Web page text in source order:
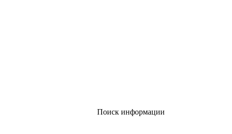
Поиск информации